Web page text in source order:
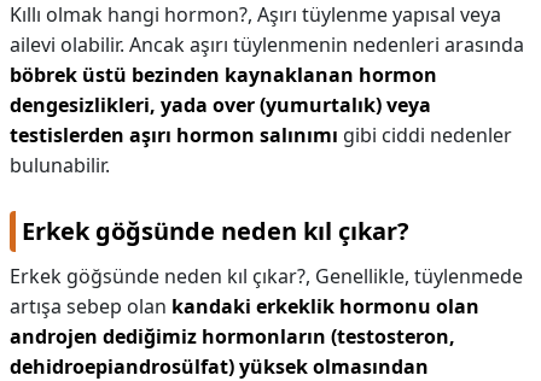
Kıllı olmak hangi hormon?, Aşırı tüylenme yapısal veya
ailevi olabilir. Ancak aşırı tüylenmenin nedenleri arasında
böbrek üstü bezinden kaynaklanan hormon
dengesizlikleri, yada over (yumurtalık) veya
testislerden aşırı hormon salınımı gibi ciddi nedenler
bulunabilir.
Erkek göğsünde neden kıl çıkar?
Erkek göğsünde neden kıl çıkar?, Genellikle, tüylenmede
artışa sebep olan kandaki erkeklik hormonu olan
androjen dediğimiz hormonların (testosteron,
dehidroepiandrosülfat) yüksek olmasından